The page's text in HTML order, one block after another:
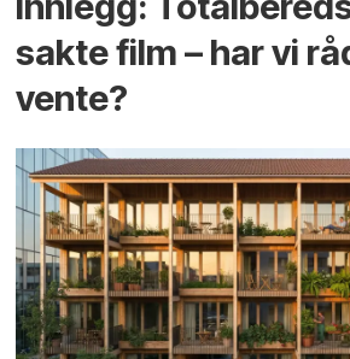
sakte film – har vi
vente?